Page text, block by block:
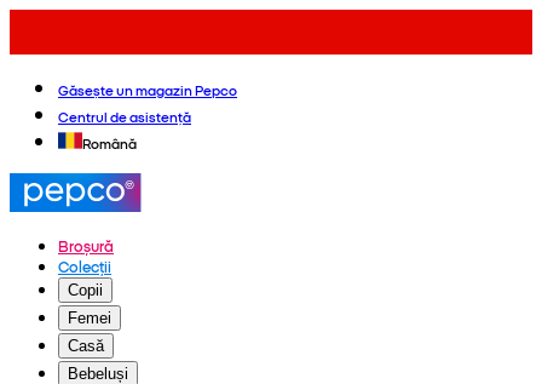
Găsește un magazin Pepco
Centrul de asistență
Română
Broșură
Colecții
Copii
Femei
Casă
Bebeluși